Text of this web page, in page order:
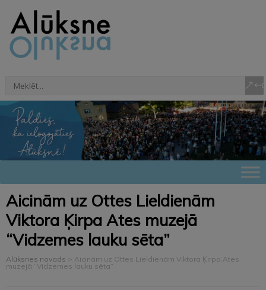
Aicinām uz Ottes Lieldienām
Viktora Ķirpa Ates muzejā
“Vidzemes lauku sēta”
Alūksnes novads > Aicinām uz Ottes Lieldienām Viktora Ķirpa Ates
muzejā “Vidzemes lauku sēta”